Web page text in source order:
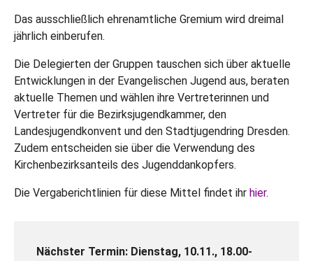
Das ausschließlich ehrenamtliche Gremium wird dreimal
jährlich einberufen.
Die Delegierten der Gruppen tauschen sich über aktuelle
Entwicklungen in der Evangelischen Jugend aus, beraten
aktuelle Themen und wählen ihre Vertreterinnen und
Vertreter für die Bezirksjugendkammer, den
Landesjugendkonvent und den Stadtjugendring Dresden.
Zudem entscheiden sie über die Verwendung des
Kirchenbezirksanteils des Jugenddankopfers.
Die Vergaberichtlinien für diese Mittel findet ihr hier.
Nächster Termin: Dienstag, 10.11., 18.00-